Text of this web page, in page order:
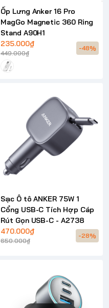
Ốp Lưng Anker 16 Pro
MagGo Magnetic 360 Ring
Stand A90H1
235.000₫
449.000₫
-48%
Sạc Ô tô ANKER 75W 1
Cổng USB-C Tích Hợp Cáp
Rút Gọn USB-C - A2738
470.000₫
650.000₫
-28%